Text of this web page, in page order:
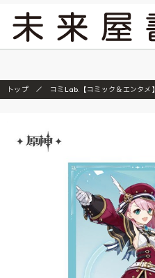
トップ コミLab.【コミック＆エンタメ】